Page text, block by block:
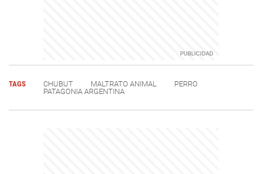
TAGS CHUBUT MALTRATO ANIMAL
PERRO
PATAGONIA ARGENTINA